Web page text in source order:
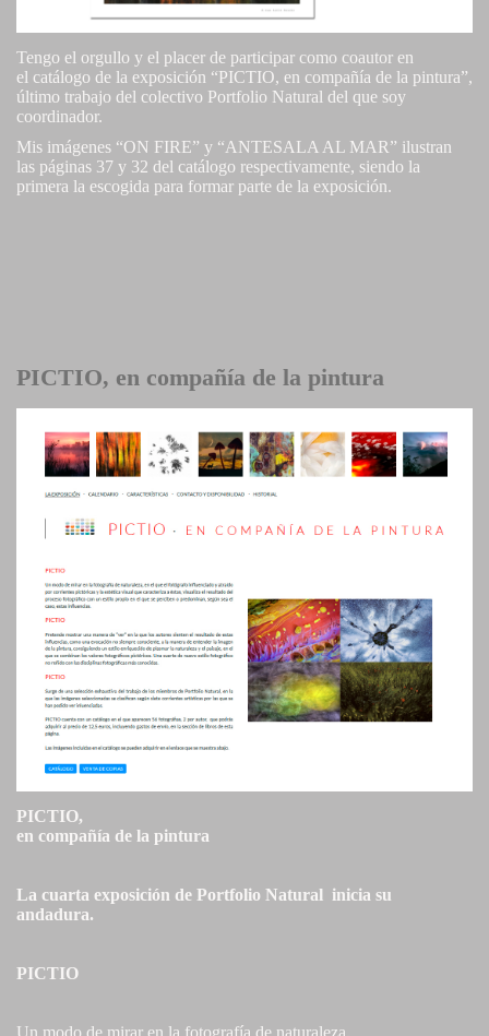
Tengo el orgullo y el placer de participar como coautor en
el catálogo de la exposición “PICTIO, en compañía de la pintura”,
último trabajo del colectivo Portfolio Natural del que soy
coordinador.
Mis imágenes “ON FIRE” y “ANTESALA AL MAR” ilustran
las páginas 37 y 32 del catálogo respectivamente, siendo la
primera la escogida para formar parte de la exposición.
PICTIO, en compañía de la pintura
PICTIO,
en compañía de la pintura
La cuarta exposición de Portfolio Natural inicia su
andadura.
PICTIO